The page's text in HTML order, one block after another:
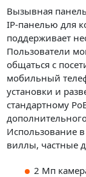
Вызывная
IP-панелью для
поддерживает
Пользователи
общаться с
мобильный
установки и
стандартному
Использование
виллы, частные
2 Мп